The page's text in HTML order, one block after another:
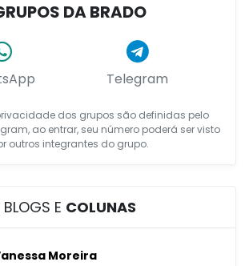
DA BRADO
Telegram
dos grupos são definidas pelo
ao entrar, seu número poderá ser visto
outros integrantes do grupo.
BLOGS E COLUNAS
Moreira